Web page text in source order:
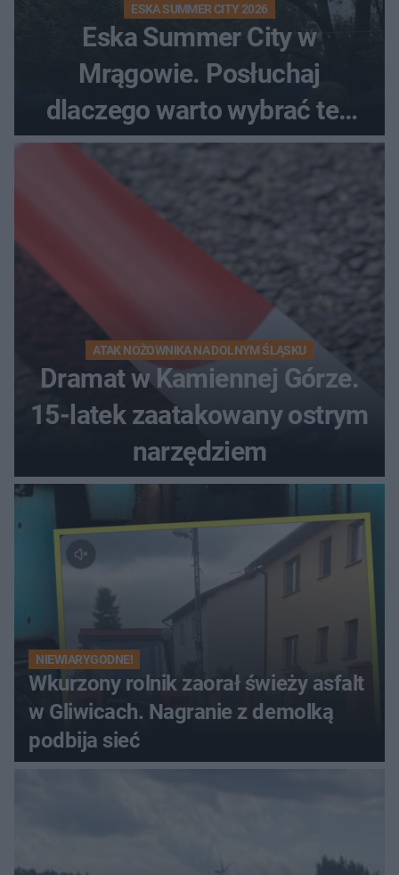
ESKA SUMMER CITY 2026
Eska Summer City w
Mrągowie. Posłuchaj
dlaczego warto wybrać ten
kierunek na urlop!
ATAK NOŻOWNIKA NA DOLNYM ŚLĄSKU
Dramat w Kamiennej Górze.
15-latek zaatakowany ostrym
narzędziem
NIEWIARYGODNE!
Wkurzony rolnik zaorał świeży asfalt
w Gliwicach. Nagranie z demolką
podbija sieć